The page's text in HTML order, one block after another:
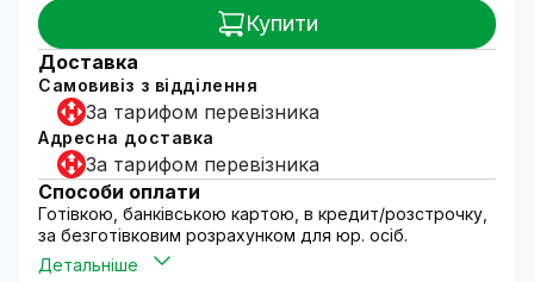
Купити
Доставка
Самовивіз з відділення
За тарифом перевізника
Адресна доставка
За тарифом перевізника
Способи оплати
Готівкою, банківською картою, в кредит/розстрочку,
за безготівковим розрахунком для юр. осіб.
Детальніше